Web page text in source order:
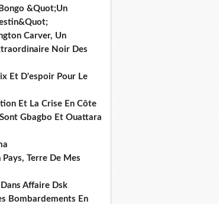
&Quot;Un
Carver, Un
Noir Des
Et D'espoir Pour Le
Et La Crise En Côte
Gbagbo Et Ouattara
Pays, Terre De Mes
Affaire Dsk
Bombardements En